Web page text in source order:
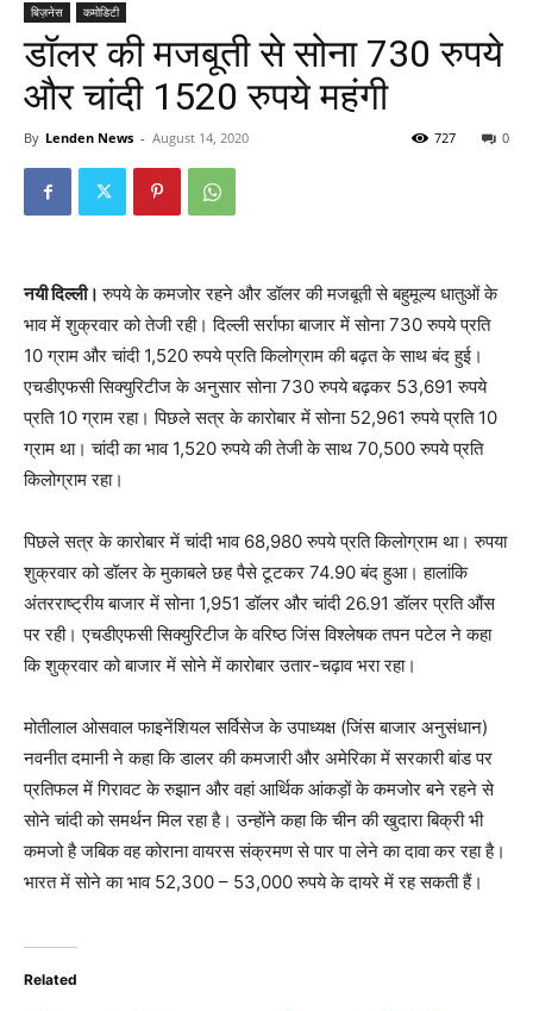
बिज़नेस कमोडिटी
डॉलर की मजबूती से सोना 730 रुपये
और चांदी 1520 रुपये महंगी
By Lenden News - August 14, 2020 0
727
नयी दिल्ली।रुपये के कमजोर रहने और डॉलर की मजबूती से बहुमूल्य धातुओं के
भाव में शुक्रवार को तेजी रही। दिल्ली सर्राफा बाजार में सोना 730 रुपये प्रति
10 ग्राम और चांदी 1,520 रुपये प्रति किलोग्राम की बढ़त के साथ बंद हुई।
एचडीएफसी सिक्युरिटीज के अनुसार सोना 730 रुपये बढ़कर 53,691 रुपये
प्रति 10 ग्राम रहा। पिछले सत्र के कारोबार में सोना 52,961 रुपये प्रति 10
ग्राम था। चांदी का भाव 1,520 रुपये की तेजी के साथ 70,500 रुपये प्रति
किलोग्राम रहा।
पिछले सत्र के कारोबार में चांदी भाव 68,980 रुपये प्रति किलोग्राम था। रुपया
शुक्रवार को डॉलर के मुकाबले छह पैसे टूटकर 74.90 बंद हुआ। हालांकि
अंतरराष्ट्रीय बाजार में सोना 1,951 डॉलर और चांदी 26.91 डॉलर प्रति औंस
पर रही। एचडीएफसी सिक्युरिटीज के वरिष्ठ जिंस विश्लेषक तपन पटेल ने कहा
कि शुक्रवार को बाजार में सोने में कारोबार उतार-चढ़ाव भरा रहा।
मोतीलाल ओसवाल फाइनेंशियल सर्विसेज के उपाध्यक्ष (जिंस बाजार अनुसंधान)
नवनीत दमानी ने कहा कि डालर की कमजारी और अमेरिका में सरकारी बांड पर
प्रतिफल में गिरावट के रुझान और वहां आर्थिक आंकड़ों के कमजोर बने रहने से
सोने चांदी को समर्थन मिल रहा है। उन्होंने कहा कि चीन की खुदारा बिक्री भी
कमजो है जबिक वह कोराना वायरस संक्रमण से पार पा लेने का दावा कर रहा है।
भारत में सोने का भाव 52,300 – 53,000 रुपये के दायरे में रह सकती हैं।
Related